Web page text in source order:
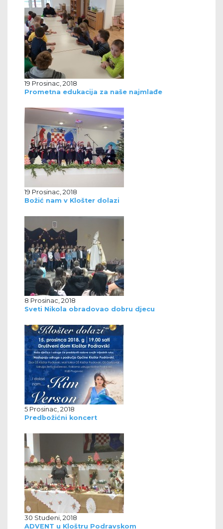
19 Prosinac, 2018
Prometna edukacija za naše najmlađe
19 Prosinac, 2018
Božić nam v Klošter dolazi
8 Prosinac, 2018
Sveti Nikola obradovao dobru djecu
5 Prosinac, 2018
Predbožićni koncert
30 Studeni, 2018
ADVENT u Kloštru Podravskom